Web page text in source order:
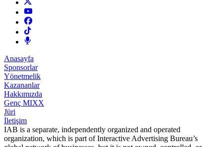
Anasayfa
Sponsorlar
Yönetmelik
Kazananlar
Hakkımızda
Genç MIXX
Jüri
İletişim
IAB is a separate, independently organized and operated
organization, which is part of Interactive Advertising Bureau’s